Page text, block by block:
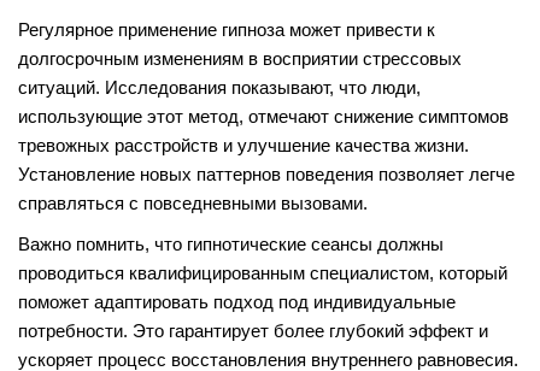
Регулярное применение гипноза может привести к
долгосрочным изменениям в восприятии стрессовых
ситуаций. Исследования показывают, что люди,
использующие этот метод, отмечают снижение симптомов
тревожных расстройств и улучшение качества жизни.
Установление новых паттернов поведения позволяет легче
справляться с повседневными вызовами.
Важно помнить, что гипнотические сеансы должны
проводиться квалифицированным специалистом, который
поможет адаптировать подход под индивидуальные
потребности. Это гарантирует более глубокий эффект и
ускоряет процесс восстановления внутреннего равновесия.